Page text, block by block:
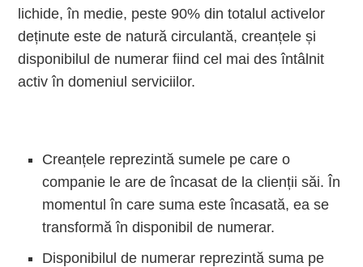
lichide, în medie, peste 90% din totalul activelor
deținute este de natură circulantă, creanțele și
disponibilul de numerar fiind cel mai des întâlnit
activ în domeniul serviciilor.
Creanțele reprezintă sumele pe care o
companie le are de încasat de la clienții săi. În
momentul în care suma este încasată, ea se
transformă în disponibil de numerar.
Disponibilul de numerar reprezintă suma pe